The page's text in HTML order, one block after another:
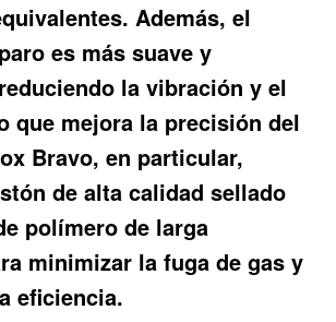
Además, el
es más suave y
la vibración y el
que mejora la precisión del
Bravo, en particular,
de alta calidad sellado
polímero de larga
minimizar la fuga de gas y
eficiencia.